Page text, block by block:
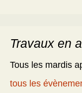
Travaux en
Tous les mardis
tous les